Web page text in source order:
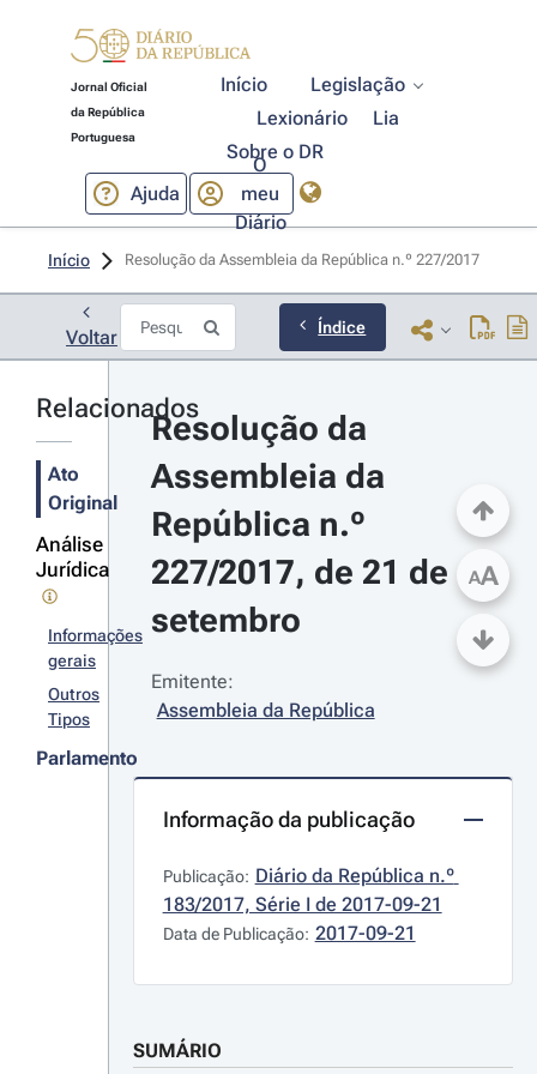
Jornal Oficial
da República
Portuguesa
Início
Legislação
Lexionário
Lia
Sobre o DR
Ajuda
O
meu
Diário
Início Resolução da Assembleia da República n.º 227/2017
Voltar Índice
Relacionados
Ato
Original
Análise
Jurídica
Informações
gerais
Outros
Tipos
Parlamento
Resolução da
Assembleia da
República n.º
227/2017, de 21 de
setembro
Emitente:
Assembleia da República
Informação da publicação
Publicação: Diário da República n.º
183/2017, Série I de 2017-09-21
Data de Publicação: 2017-09-21
SUMÁRIO
AA